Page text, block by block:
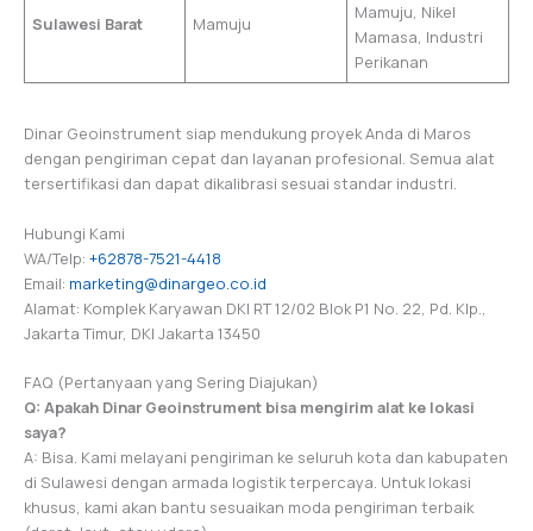
Sulawesi Barat Mamuju
Mamuju, Nikel
Mamasa, Industri
Perikanan
Dinar Geoinstrument siap mendukung proyek Anda di Maros
dengan pengiriman cepat dan layanan profesional. Semua alat
tersertifikasi dan dapat dikalibrasi sesuai standar industri.
Hubungi Kami
WA/Telp: +62878-7521-4418
Email: marketing@dinargeo.co.id
Alamat: Komplek Karyawan DKI RT 12/02 Blok P1 No. 22, Pd. Klp.,
Jakarta Timur, DKI Jakarta 13450
FAQ (Pertanyaan yang Sering Diajukan)
Q: Apakah Dinar Geoinstrument bisa mengirim alat ke lokasi
saya?
A: Bisa. Kami melayani pengiriman ke seluruh kota dan kabupaten
di Sulawesi dengan armada logistik terpercaya. Untuk lokasi
khusus, kami akan bantu sesuaikan moda pengiriman terbaik